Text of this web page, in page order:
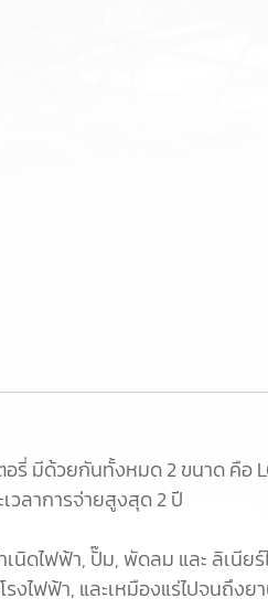
มีด้วยกันทั้งหมด 2 ขนาด คือ
วลาการจ่ายสูงสุด 2 ปี
เนิดไฟฟ้า, ปั๊ม, พัดลม และ ลิเนีย
งไฟฟ้า, และเหมืองแร่ไปจนถึง